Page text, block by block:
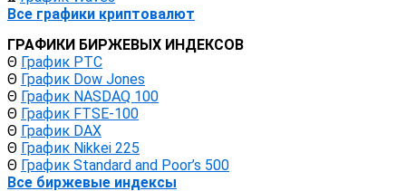
Все графики криптовалют
ГРАФИКИ БИРЖЕВЫХ ИНДЕКСОВ
Θ График РТС
Θ График Dow Jones
Θ График NASDAQ 100
Θ График FTSE-100
Θ График DAX
Θ График Nikkei 225
Θ График Standard and Poor’s 500
Все биржевые индексы